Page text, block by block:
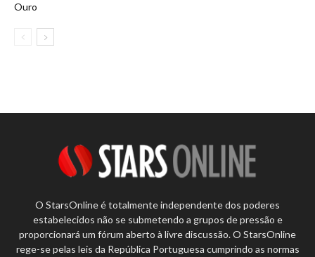
Ouro
O StarsOnline é totalmente independente dos poderes
estabelecidos não se submetendo a grupos de pressão e
proporcionará um fórum aberto à livre discussão. O StarsOnline
rege-se pelas leis da República Portuguesa cumprindo as normas